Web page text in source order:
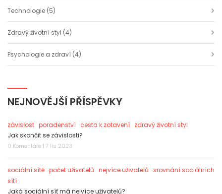
Technologie (5)
Zdravý životní styl (4)
Psychologie a zdraví (4)
NEJNOVĚJŠÍ PŘÍSPĚVKY
závislost poradenství cesta k zotavení zdravý životní styl
Jak skončit se závislosti?
0 Komentáře | 7 lis 2023
sociální sítě počet uživatelů nejvíce uživatelů srovnání sociálních
sítí
Jaká sociální síť má nejvíce uživatelů?